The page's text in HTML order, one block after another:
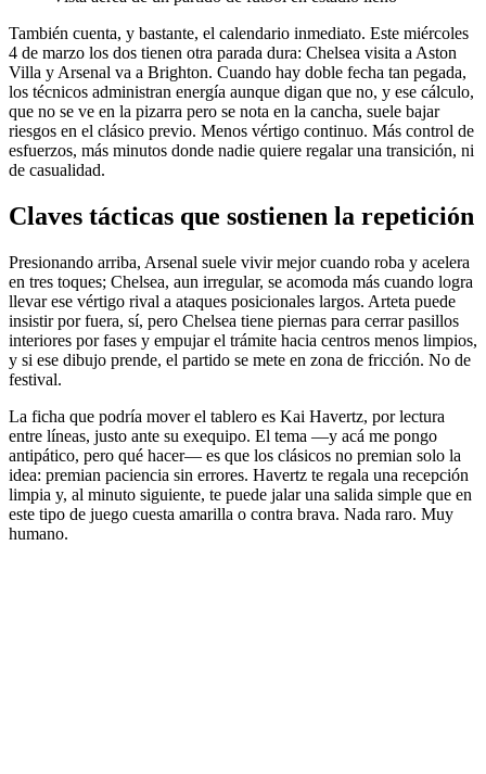
También cuenta, y bastante, el calendario inmediato. Este miércoles
4 de marzo los dos tienen otra parada dura: Chelsea visita a Aston
Villa y Arsenal va a Brighton. Cuando hay doble fecha tan pegada,
los técnicos administran energía aunque digan que no, y ese cálculo,
que no se ve en la pizarra pero se nota en la cancha, suele bajar
riesgos en el clásico previo. Menos vértigo continuo. Más control de
esfuerzos, más minutos donde nadie quiere regalar una transición, ni
de casualidad.
Claves tácticas que sostienen la repetición
Presionando arriba, Arsenal suele vivir mejor cuando roba y acelera
en tres toques; Chelsea, aun irregular, se acomoda más cuando logra
llevar ese vértigo rival a ataques posicionales largos. Arteta puede
insistir por fuera, sí, pero Chelsea tiene piernas para cerrar pasillos
interiores por fases y empujar el trámite hacia centros menos limpios,
y si ese dibujo prende, el partido se mete en zona de fricción. No de
festival.
La ficha que podría mover el tablero es Kai Havertz, por lectura
entre líneas, justo ante su exequipo. El tema —y acá me pongo
antipático, pero qué hacer— es que los clásicos no premian solo la
idea: premian paciencia sin errores. Havertz te regala una recepción
limpia y, al minuto siguiente, te puede jalar una salida simple que en
este tipo de juego cuesta amarilla o contra brava. Nada raro. Muy
humano.